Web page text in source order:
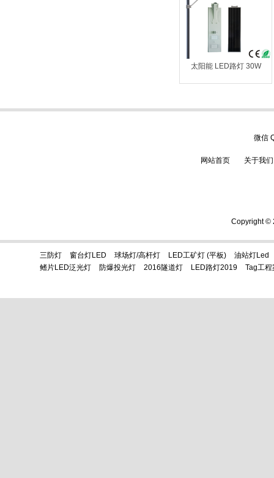
太阳能 LED路灯 30W
微信
网站首页 关于我们
Copyright ©
三防灯 窗台灯LED 球场灯/高杆灯 LED工矿灯 (平板)
油站灯led
鳍片LED泛光灯
防爆投光灯 2016隧道灯 LED路灯2019 Tag工程